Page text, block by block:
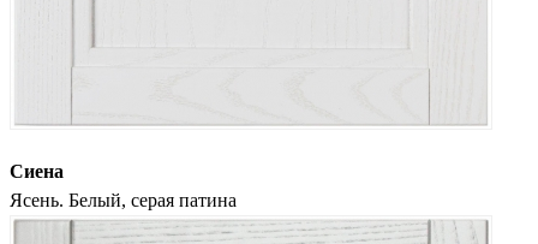
Сиена
Ясень. Белый, серая патина